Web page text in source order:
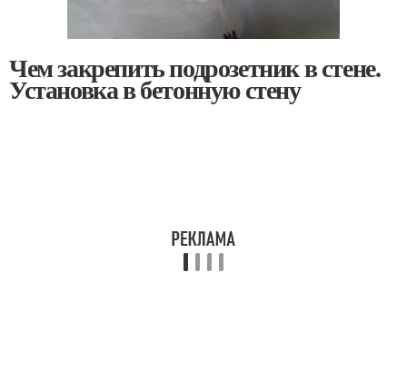
Чем закрепить подрозетник в стене.
Установка в бетонную стену